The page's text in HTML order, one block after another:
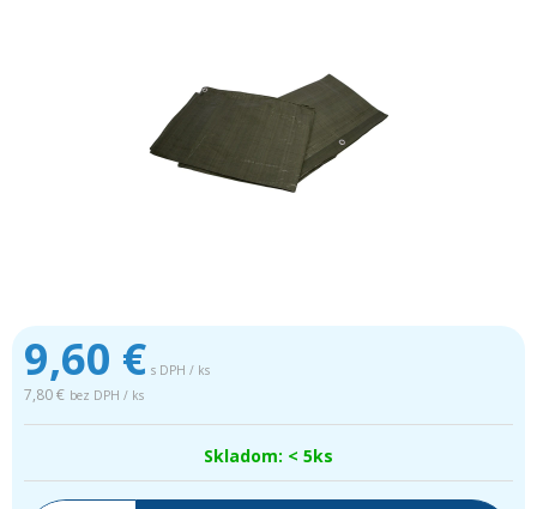
9,60 € s DPH / ks
7,80 € bez DPH / ks
Skladom: < 5ks